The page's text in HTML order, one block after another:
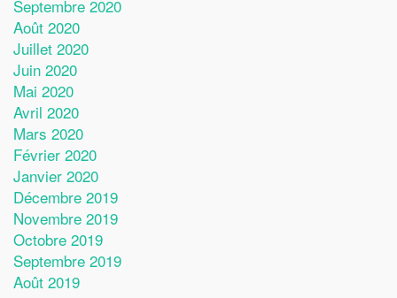
Septembre 2020
Août 2020
Juillet 2020
Juin 2020
Mai 2020
Avril 2020
Mars 2020
Février 2020
Janvier 2020
Décembre 2019
Novembre 2019
Octobre 2019
Septembre 2019
Août 2019